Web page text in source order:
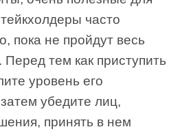
часто
пока не пройдут весь
тем как приступить
уровень его
убедите лиц,
принять в нем